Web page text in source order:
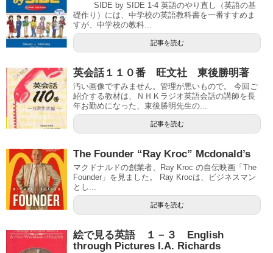
SIDE by SIDE 1-4 英語のやり直し（英語の基
礎作り）には、中学校の英語教科書を一番すすめま
すが、中学校の教科...
記事を読む
英会話１１０番 旺文社 東後勝明著
汚い画像ですみません。管理が悪いもので。 今回ご
紹介する教材は、ＮＨＫラジオ英語会話の講師を長
年お勤めになった、東後勝明先生の...
記事を読む
The Founder “Ray Kroc” Mcdonald’s
マクドナルドの創業者、Ray Kroc の自伝映画「The
Founder」を見ました。 Ray Krocは、ビジネスマン
とし...
記事を読む
絵で見る英語 １－３ English
through Pictures I.A. Richards